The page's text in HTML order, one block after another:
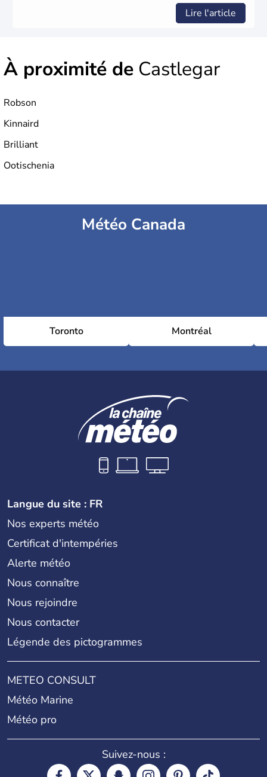
Lire l'article
À proximité de Castlegar
Robson
Kinnaird
Brilliant
Ootischenia
Météo Canada
Toronto Montréal
Langue du site : FR
Nos experts météo
Certificat d'intempéries
Alerte météo
Nous connaître
Nous rejoindre
Nous contacter
Légende des pictogrammes
METEO CONSULT
Météo Marine
Météo pro
Suivez-nous :